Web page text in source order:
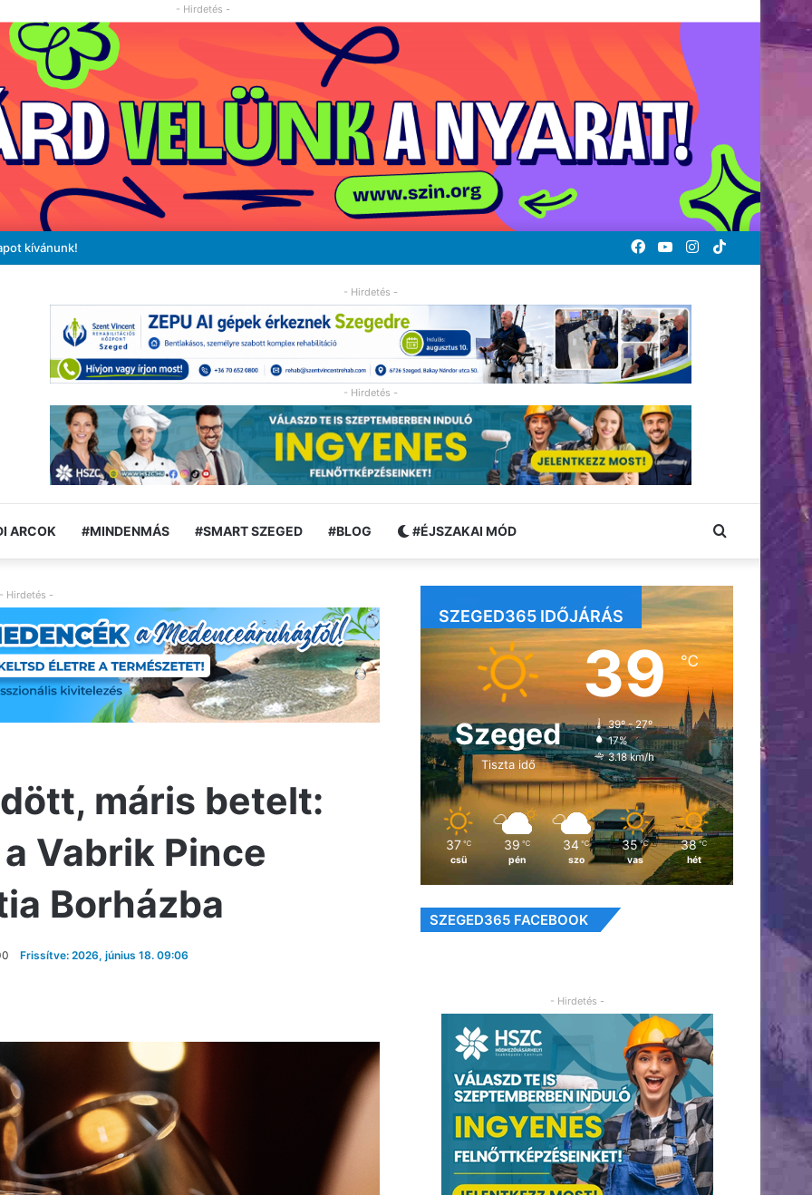
- Hirdetés -
kívánunk! TikTok
Instagram
YouTube
Facebook
- Hirdetés -
- Hirdetés -
ARCOK #MINDENMÁS #SMART SZEGED #BLOG #ÉJSZAKAI MÓD Keresés:
- Hirdetés -
máris betelt:
Vabrik Pince
Borházba
Frissítve: 2026, június 18. 09:06
SZEGED365 IDŐJÁRÁS
Szeged
Tiszta idő
39℃
39º - 27º
17%
3.18 km/h
37 ℃
csü
39 ℃
pén
34 ℃
szo
35 ℃
vas
38 ℃
hét
SZEGED365 FACEBOOK
- Hirdetés -